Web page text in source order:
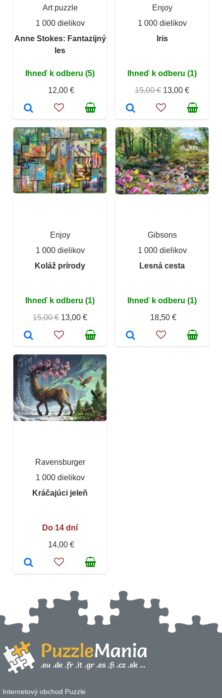
Art puzzle
1 000 dielikov
Anne Stokes: Fantazijný
les
Ihneď k odberu (5)
12,00 €
Enjoy
1 000 dielikov
Iris
Ihneď k odberu (1)
15,00 € 13,00 €
Enjoy
1 000 dielikov
Koláž prírody
Ihneď k odberu (1)
15,00 € 13,00 €
Gibsons
1 000 dielikov
Lesná cesta
Ihneď k odberu (1)
18,50 €
Ravensburger
1 000 dielikov
Kráčajúci jeleň
Do 14 dní
14,00 €
Internetový obchod Puzzle